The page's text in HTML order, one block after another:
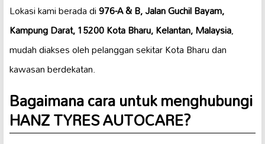
Lokasi kami berada di976-A & B, Jalan Guchil Bayam,
Kampung Darat, 15200 Kota Bharu, Kelantan, Malaysia,
mudah diakses oleh pelanggan sekitar Kota Bharu dan
kawasan berdekatan.
Bagaimana cara untuk menghubungi
HANZ TYRES AUTOCARE?